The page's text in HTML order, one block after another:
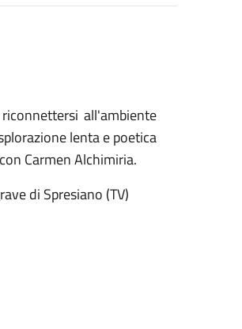
all'ambiente
lenta e poetica
Carmen Alchimiria.
di Spresiano (TV)